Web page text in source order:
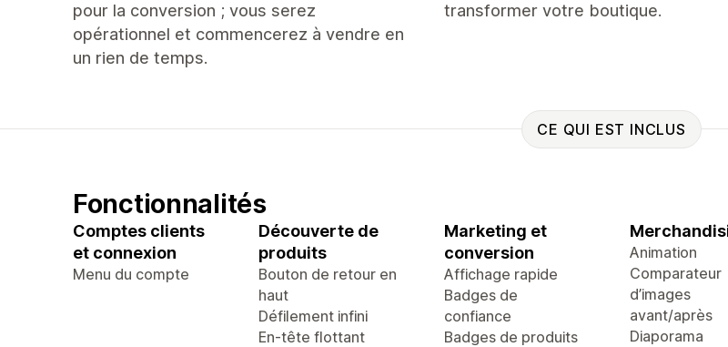
pour la conversion ; vous serez
opérationnel et commencerez à vendre en
un rien de temps.
transformer votre boutique.
CE QUI EST INCLUS
Fonctionnalités
Comptes clients
et connexion
Menu du compte
Découverte de
produits
Bouton de retour en
haut
Défilement infini
En-tête flottant
Marketing et
conversion
Affichage rapide
Badges de
confiance
Badges de produits
Animation
Comparateur
d’images
avant/après
Diaporama